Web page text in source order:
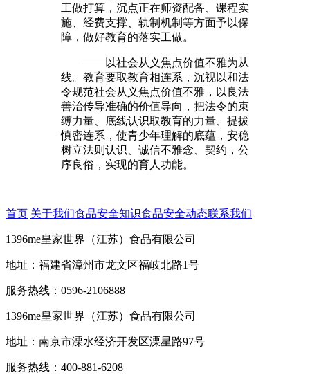
工做打算，沉点正在师资配备、课程实
施、经费支撑、轨制机制等方面予以保
障，做好教育的落实工做。
——以社会从义焦点价值不雅为从
线。教育要取教育相连系，沉视以和法
令规范社会从义焦点价值不雅，以良法
善治传导准确的价值导向，把法令的束
缚力量、底线认识取教育的力量、提拔
慎密连系，使青少年理解的底蕴，安稳
树立法则认识、诚信不雅念、契约，公
序良俗，实现的育人功能。
首页 关于我们食品安全知识食品安全动态联系我们
1396me皇家世界（江苏）食品有限公司
地址：福建省漳州市龙文区福岐北路1号
服务热线：0596-2106888
1396me皇家世界（江苏）食品有限公司
地址：南京市溧水经济开发区溧星路97号
服务热线：400-881-6208